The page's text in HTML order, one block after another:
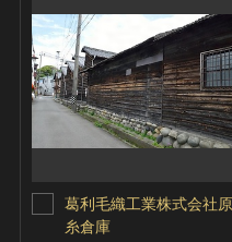
葛利毛織工業株式会社原
糸倉庫